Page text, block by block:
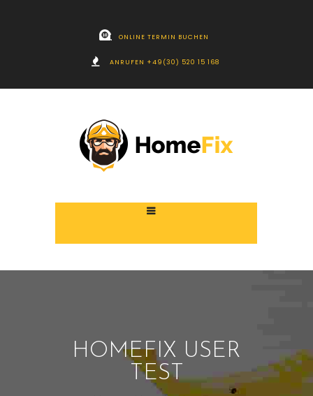
ONLINE TERMIN BUCHEN
ANRUFEN +49(30) 520 15 168
HOMEFIX USER
TEST